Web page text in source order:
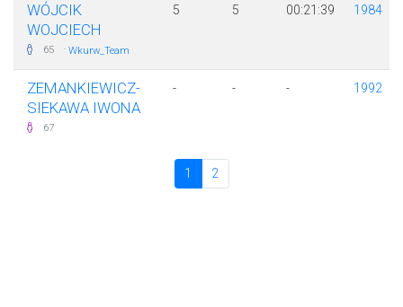
WÓJCIK
WOJCIECH
65 · Wkurw_Team
5 5 00:21:39 1984
ZEMANKIEWICZ-
SIEKAWA IWONA
67
- - - 1992
1 2